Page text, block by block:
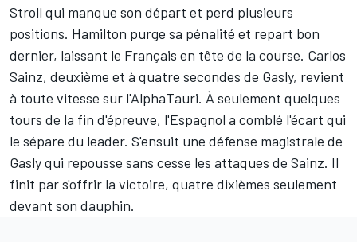
Stroll qui manque son départ et perd plusieurs
positions. Hamilton purge sa pénalité et repart bon
dernier, laissant le Français en tête de la course. Carlos
Sainz, deuxième et à quatre secondes de Gasly, revient
à toute vitesse sur l'AlphaTauri. À seulement quelques
tours de la fin d'épreuve, l'Espagnol a comblé l'écart qui
le sépare du leader. S'ensuit une défense magistrale de
Gasly qui repousse sans cesse les attaques de Sainz. Il
finit par s'offrir la victoire, quatre dixièmes seulement
devant son dauphin.